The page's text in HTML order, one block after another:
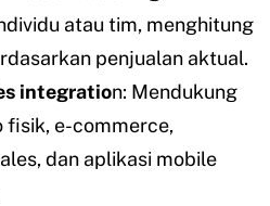
atau tim, menghitung
penjualan aktual.
integration: Mendukung
fisik, e-commerce,
dan aplikasi mobile